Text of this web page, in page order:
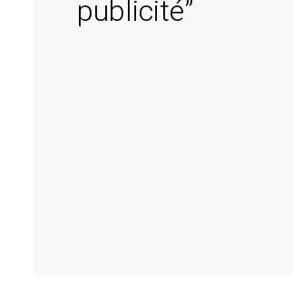
publicité”